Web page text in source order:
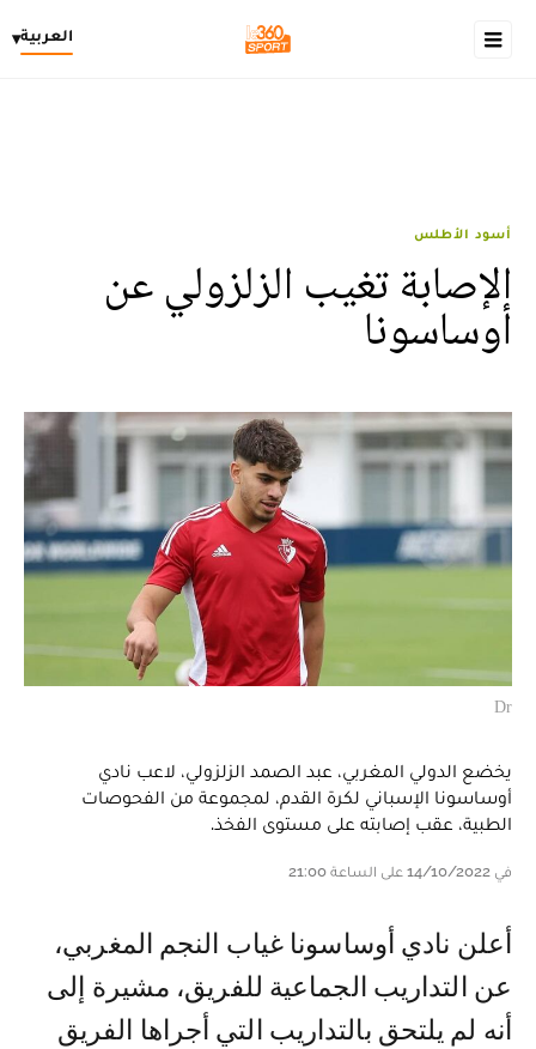
العربية▾
أسود الأطلس
الإصابة تغيب الزلزولي عن
أوساسونا
Dr
يخضع الدولي المغربي، عبد الصمد الزلزولي، لاعب نادي
أوساسونا الإسباني لكرة القدم، لمجموعة من الفحوصات
الطبية، عقب إصابته على مستوى الفخذ.
في 14/10/2022 على الساعة 21:00
أعلن نادي أوساسونا غياب النجم المغربي،
عن التداريب الجماعية للفريق، مشيرة إلى
أنه لم يلتحق بالتداريب التي أجراها الفريق